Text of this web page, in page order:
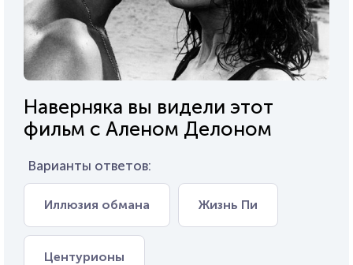
Наверняка вы видели этот
фильм с Аленом Делоном
Варианты ответов:
Иллюзия обмана Жизнь Пи
Центурионы